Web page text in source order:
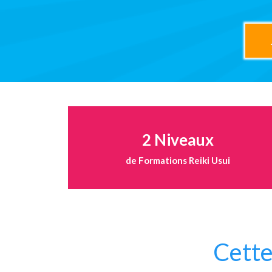
2 Niveaux
de Formations Reiki Usui